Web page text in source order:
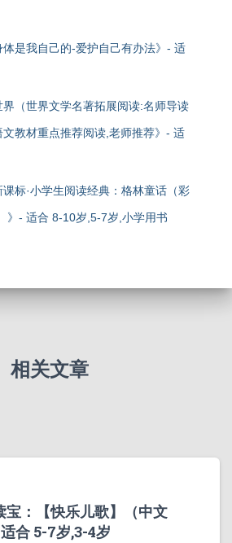
是我自己的-爱护自己有办法》- 适
（世界文学名著拓展阅读:名师导读
教材重点推荐阅读,老师推荐》- 适
标·小学生阅读经典：格林童话（彩
》- 适合 8-10岁,5-7岁,小学用书
相关文章
宝：【快乐儿歌】（中文
合 5-7岁,3-4岁